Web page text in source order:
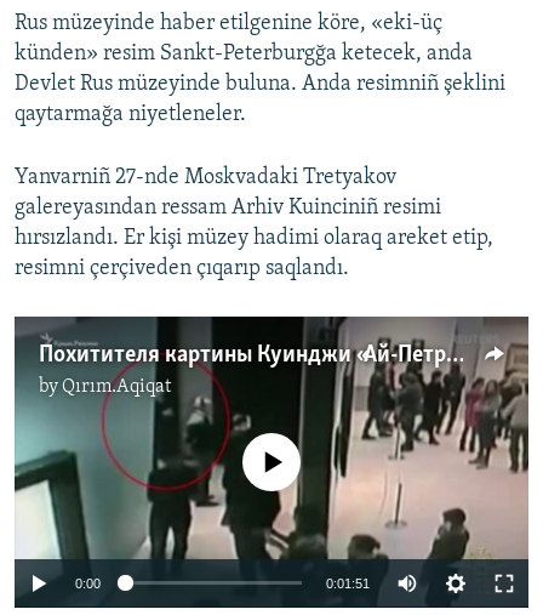
Rus müzeyinde haber etilgenine köre, «eki-üç
künden» resim Sankt-Peterburgğa ketecek, anda
Devlet Rus müzeyinde buluna. Anda resimniñ şeklini
qaytarmağa niyetleneler.
Yanvarniñ 27-nde Moskvadaki Tretyakov
galereyasından ressam Arhiv Kuinciniñ resimi
hırsızlandı. Er kişi müzey hadimi olaraq areket etip,
resimni çerçiveden çıqarıp saqlandı.
Похитителя картины Куинджи «Ай-Петри. Крым» задержали в Москве (видео)
byQırım.Aqiqat
No media source currently available
0:00 0:01:51